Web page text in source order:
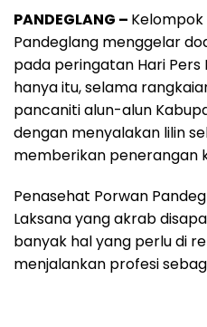
PANDEGLANG –
Pandeglang menggelar
pada peringatan Hari Pers
hanya itu, selama
pancaniti alun-alun
dengan menyalakan lilin
memberikan penerangan
Penasehat Porwan
Laksana yang akrab
banyak hal yang perlu di
menjalankan profesi